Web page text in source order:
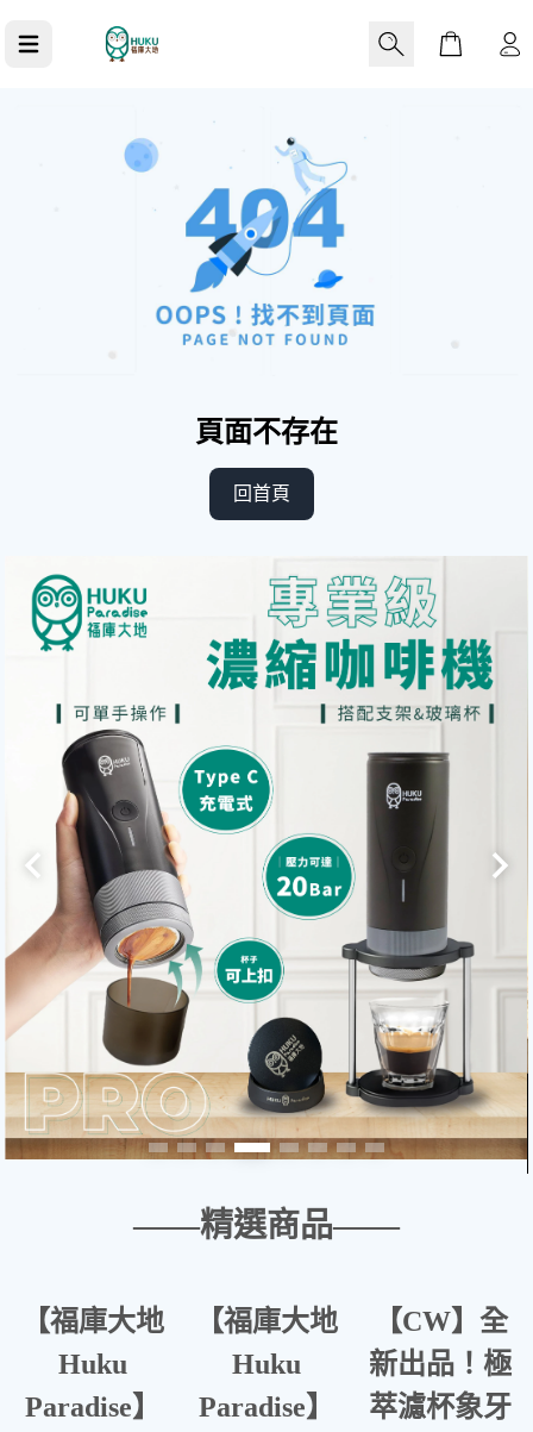
Cart
頁面不存在
回首頁
——精選商品——
【福庫大地
Huku
Paradise】
【福庫大地
Huku
Paradise】
【CW】全
新出品！極
萃濾杯象牙
C40 入手前特仕版